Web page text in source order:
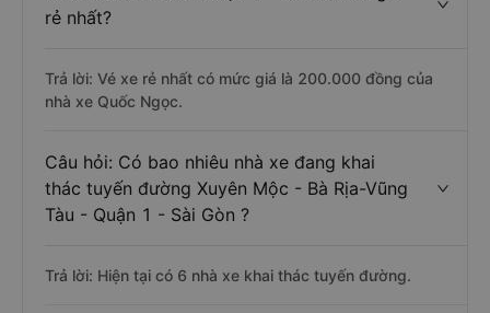
rẻ nhất?
Trả lời: Vé xe rẻ nhất có mức giá là 200.000 đồng của
nhà xe Quốc Ngọc.
Câu hỏi: Có bao nhiêu nhà xe đang khai
thác tuyến đường Xuyên Mộc - Bà Rịa-Vũng
Tàu - Quận 1 - Sài Gòn ?
Trả lời: Hiện tại có 6 nhà xe khai thác tuyến đường.